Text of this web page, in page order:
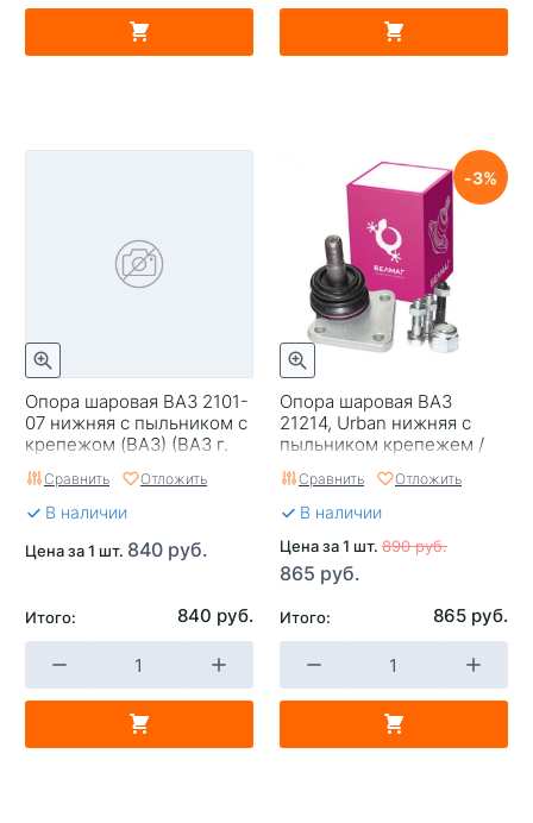
Опора шаровая ВАЗ 2101-
07 нижняя с пыльником с
крепежом (ВАЗ) (ВАЗ г.
Тольятти)
Сравнить Отложить
В наличии
Цена за 1 шт. 840 руб.
Итого: 840 руб.
Опора шаровая ВАЗ
21214, Urban нижняя с
пыльником крепежем /
БелМаг/0174
3
Сравнить Отложить
В наличии
Цена за 1 шт. 890 руб.
865 руб.
Итого: 865 руб.